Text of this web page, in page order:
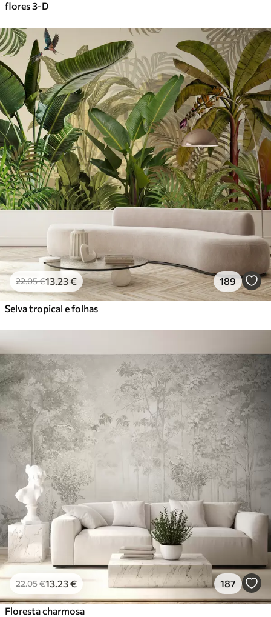
flores 3-D
22.05€13 .23€ 189
Selva tropical e folhas
22.05€13 .23€ 187
Floresta charmosa